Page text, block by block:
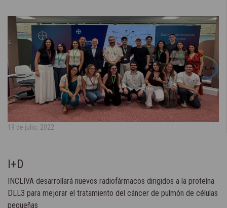
19 de julio, 2022
I+D
INCLIVA desarrollará nuevos radiofármacos dirigidos a la proteína
DLL3 para mejorar el tratamiento del cáncer de pulmón de células
pequeñas